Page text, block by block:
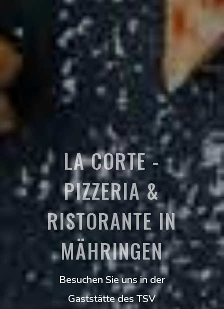
LA CORTE -
PIZZERIA &
RISTORANTE IN
MÄHRINGEN
Besuchen Sie uns in der
Gaststätte des TSV